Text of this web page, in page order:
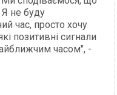
Я не буду
час, просто хочу
позитивні сигнали
часом", -